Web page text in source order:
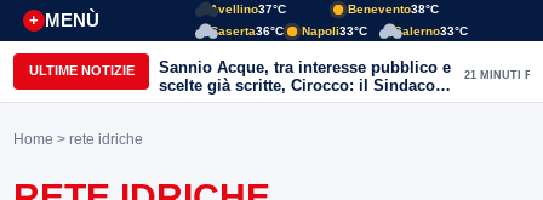
MENÙ
+
Avellino37°C Benevento38°C
Caserta36°C Napoli33°C Salerno33°C
ULTIME NOTIZIE
Sannio Acque, tra interesse pubblico e
scelte già scritte, Cirocco: il Sindaco
renda chiara la posizione di Molinara
21 MINUTI FA
Home > rete idriche